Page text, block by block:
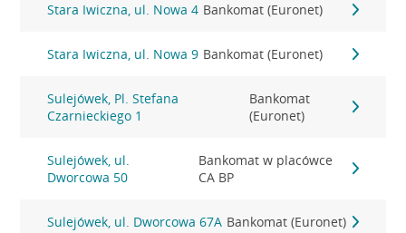
Stara Iwiczna, ul. Nowa 4 Bankomat (Euronet)
Stara Iwiczna, ul. Nowa 9 Bankomat (Euronet)
Sulejówek, Pl. Stefana
Czarnieckiego 1
Bankomat
(Euronet)
Sulejówek, ul.
Dworcowa 50
Bankomat w placówce
CA BP
Sulejówek, ul. Dworcowa 67A Bankomat (Euronet)